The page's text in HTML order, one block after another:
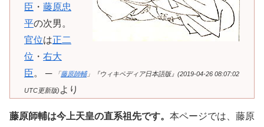
臣 ・ 藤原忠
平の次男。
官位は正二
位 ・ 右大
臣。 ─ 「 藤原師輔」『ウィキペディア日本語版』(2019-04-26 08:07:02
UTC更新版) より
藤原師輔は今上天皇の直系祖先です。 本ページでは、藤原